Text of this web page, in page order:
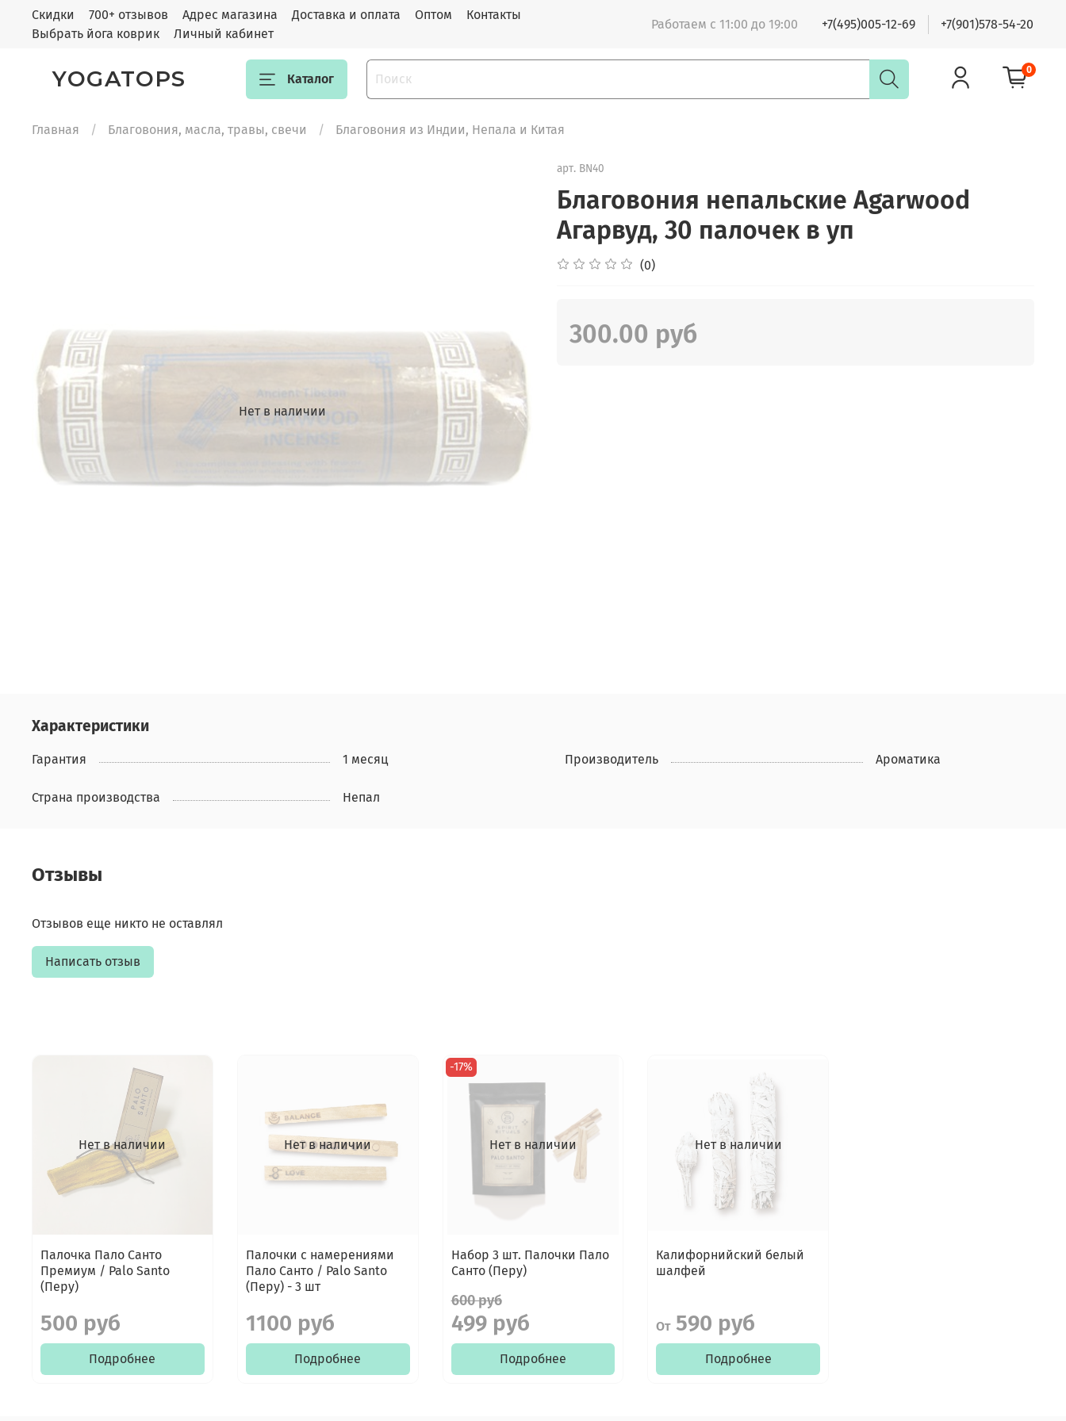
Скидки 700+ отзывов Адрес магазина Доставка и оплата Оптом
Контакты
Выбрать йога коврик
Личный кабинет
Работаем с 11:00 до 19:00 +7(495)005-12-69 +7(901)578-54-20
YOGATOPS Каталог
0
Главная Благовония, масла, травы, свечи Благовония из Индии, Непала и Китая
Нет в наличии
арт. BN40
Благовония непальские Agarwood
Агарвуд, 30 палочек в уп
(0)
300.00 руб
Характеристики
Гарантия 1 месяц Производитель Ароматика
Страна производства Непал
Отзывы
Отзывов еще никто не оставлял
Написать отзыв
Нет в наличии
Палочка Пало Санто
Премиум / Palo Santo
(Перу)
500 руб
Подробнее
Нет в наличии
Палочки с намерениями
Пало Санто / Palo Santo
(Перу) - 3 шт
1100 руб
Подробнее
Нет в наличии
-17%
Набор 3 шт. Палочки Пало
Санто (Перу)
600 руб
499 руб
Подробнее
Нет в наличии
Калифорнийский белый
шалфей
От 590 руб
Подробнее